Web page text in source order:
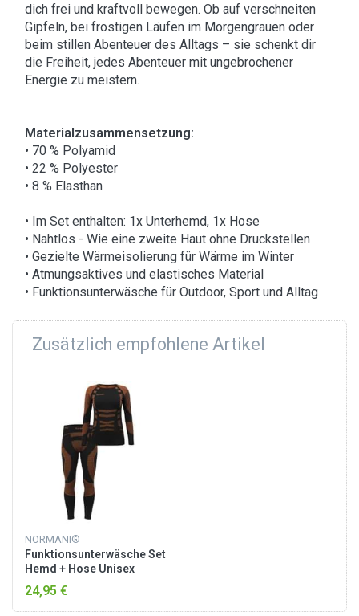
dich frei und kraftvoll bewegen. Ob auf verschneiten
Gipfeln, bei frostigen Läufen im Morgengrauen oder
beim stillen Abenteuer des Alltags – sie schenkt dir
die Freiheit, jedes Abenteuer mit ungebrochener
Energie zu meistern.
Materialzusammensetzung:
• 70 % Polyamid
• 22 % Polyester
• 8 % Elasthan
• Im Set enthalten: 1x Unterhemd, 1x Hose
• Nahtlos - Wie eine zweite Haut ohne Druckstellen
• Gezielte Wärmeisolierung für Wärme im Winter
• Atmungsaktives und elastisches Material
• Funktionsunterwäsche für Outdoor, Sport und Alltag
Zusätzlich empfohlene Artikel
NORMANI®
Funktionsunterwäsche Set
Hemd + Hose Unisex
Orange/Schwarz
24,95 €